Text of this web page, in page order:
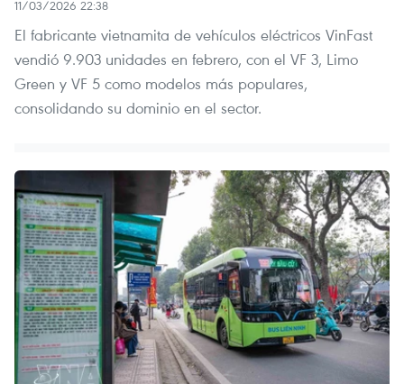
11/03/2026 22:38
El fabricante vietnamita de vehículos eléctricos VinFast
vendió 9.903 unidades en febrero, con el VF 3, Limo
Green y VF 5 como modelos más populares,
consolidando su dominio en el sector.